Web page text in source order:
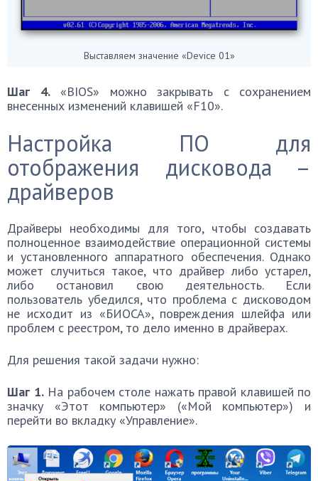
Выставляем значение «Device 01»
Шаг 4.«BIOS» можно закрывать с сохранением
внесенных изменений клавишей «F10».
Настройка ПО для
отображения дисковода –
драйверов
Драйверы необходимы для того, чтобы создавать
полноценное взаимодействие операционной системы
и установленного аппаратного обеспечения. Однако
может случиться такое, что драйвер либо устарел,
либо остановил свою деятельность. Если
пользователь убедился, что проблема с дисководом
не исходит из «БИОСА», повреждения шлейфа или
проблем с реестром, то дело именно в драйверах.
Для решения такой задачи нужно:
Шаг 1.На рабочем столе нажать правой клавишей по
значку «Этот компьютер» («Мой компьютер») и
перейти во вкладку «Управление».